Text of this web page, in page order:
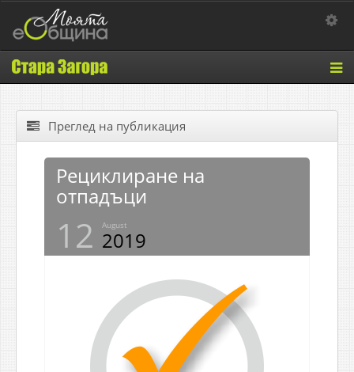
Преглед на публикация
Рециклиране на
отпадъци
12 August
2019